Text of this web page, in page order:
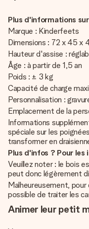
Plus d'informations
Marque : Kinderfeets
Dimensions : 72 x 45 x
Hauteur d'assise :
Âge : à partir de 1,5 an
Poids : ± 3 kg
Capacité de charge
Personnalisation :
Emplacement de la
Informations
spéciale sur les
transformer en
Plus d'infos ? Pour les
Veuillez noter : le bois
peut donc légèrement
Malheureusement,
possible de traiter les
Animer leur petit